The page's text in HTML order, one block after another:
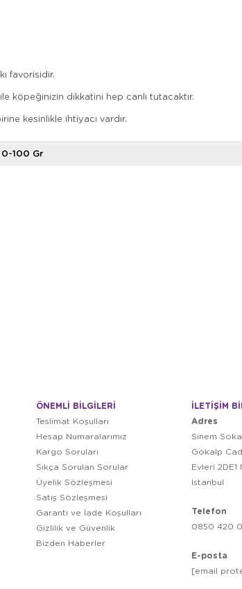
favorisidir.
köpeğinizin dikkatini hep canlı tutacaktır.
kesinlikle ihtiyacı vardır.
0-100 Gr
ÖNEMLİ BİLGİLERİ
Teslimat Koşulları
Hesap Numaralarımız
Kargo Soruları
Sıkça Sorulan Sorular
Üyelik Sözleşmesi
Satış Sözleşmesi
Garanti ve İade Koşulları
Gizlilik ve Güvenlik
Bizden Haberler
İLETİŞİM
Adres
Sinem
Gökalp
Evleri
İstanbul
Telefon
0850 420
E-posta
[email